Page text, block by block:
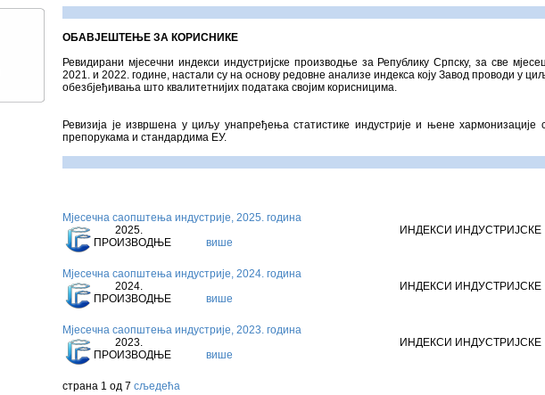
ОБАВЈЕШТЕЊЕ ЗА КОРИСНИКЕ
Ревидирани мјесечни индекси индустријске производње за Републику Српску, за све
2021. и 2022. године, настали су на основу редовне анализе индекса коју Завод проводи у
обезбјеђивања што квалитетнијих података својим корисницима.
Ревизија је извршена у циљу унапређења статистике индустрије и њене хармонизације
препорукама и стандардима ЕУ.
Мјесечна саопштења индустрије, 2025. година
2025. ИНДЕКСИ ИНДУСТРИЈСКЕ
ПРОИЗВОДЊЕ више
Мјесечна саопштења индустрије, 2024. година
2024. ИНДЕКСИ ИНДУСТРИЈСКЕ
ПРОИЗВОДЊЕ више
Мјесечна саопштења индустрије, 2023. година
2023. ИНДЕКСИ ИНДУСТРИЈСКЕ
ПРОИЗВОДЊЕ више
страна 1 од 7 сљедећа